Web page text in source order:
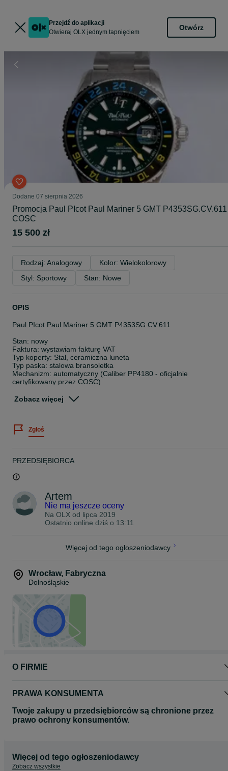
Przejdź do aplikacji
Otwieraj OLX jednym tapnięciem
Otwórz
Dodane 07 sierpnia 2026
Promocja Paul PIcot Paul Mariner 5 GMT P4353SG.CV.611
COSC
15 500 zł
Rodzaj: Analogowy
Kolor: Wielokolorowy
Styl: Sportowy
Stan: Nowe
OPIS
Paul PIcot Paul Mariner 5 GMT P4353SG.CV.611
Stan: nowy
Faktura: wystawiam fakturę VAT
Typ koperty: Stal, ceramiczna luneta
Typ paska: stalowa bransoletka
Mechanizm: automatyczny (Caliber PP4180 - oficjalnie
certyfikowany przez COSC)
Wodoszczelność: 200m
Zegarek
Pudełko
ustalenia indywidualnie).
Wysyłka na cały świat kurierem UPS/DHL
Płatność: Przelew bankowy lub spotkanie osobiste we Wrocławiu
Możliwa sprzedaż na raty.
Zobacz więcej
Zgłoś
PRZEDSIĘBIORCA
Artem
Nie ma jeszcze oceny
Na OLX od lipca 2019
Ostatnio online dziś o 13:11
Więcej od tego ogłoszeniodawcy
Wrocław, Fabryczna
Dolnośląskie
O FIRMIE
PRAWA KONSUMENTA
Twoje zakupy u przedsiębiorców są chronione przez
prawo ochrony konsumentów.
Więcej od tego ogłoszeniodawcy
Zobacz wszystkie